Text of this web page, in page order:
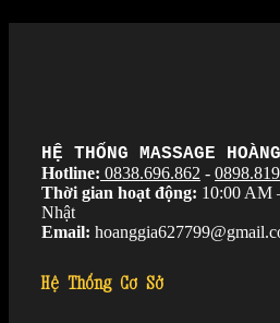
HỆ THỐNG MASSAGE
Hotline: 0838.696.862 -
Thời gian hoạt động: 10:00 AM
Nhật
Email:
Hệ Thống Cơ Sở